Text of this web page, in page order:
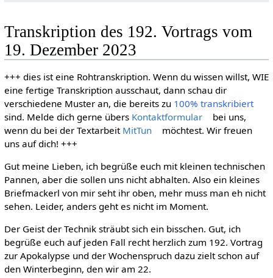
Transkription des 192. Vortrags vom
19. Dezember 2023
+++ dies ist eine Rohtranskription. Wenn du wissen willst, WIE
eine fertige Transkription ausschaut, dann schau dir
verschiedene Muster an, die bereits zu 100% transkribiert
sind. Melde dich gerne übers Kontaktformular
bei uns,
wenn du bei der Textarbeit MitTun
möchtest. Wir freuen
uns auf dich! +++
Gut meine Lieben, ich begrüße euch mit kleinen technischen
Pannen, aber die sollen uns nicht abhalten. Also ein kleines
Briefmackerl von mir seht ihr oben, mehr muss man eh nicht
sehen. Leider, anders geht es nicht im Moment.
Der Geist der Technik sträubt sich ein bisschen. Gut, ich
begrüße euch auf jeden Fall recht herzlich zum 192. Vortrag
zur Apokalypse und der Wochenspruch dazu zielt schon auf
den Winterbeginn, den wir am 22.